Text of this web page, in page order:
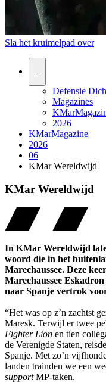
Sla het kruimelpad over
Defensie
Magazines
2026
KMarMagazine
2026
06
KMar Wereldwijd
KMar Wereldwijd
In KMar Wereldwijd
woord die in het
Marechaussee. Deze
Marechaussee
naar Spanje vertrok
“Het was op z’n zachtst
Maresk. Terwijl er twee
Fighter Lion en tien
de Verenigde Staten,
Spanje. Met zo’n
landen trainden we een
supportMP-taken.